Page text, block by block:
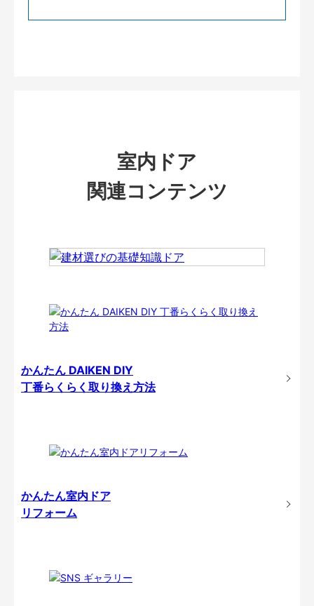
室内ドア
関連コンテンツ
かんたん DAIKEN DIY
丁番らくらく取り換え方法
かんたん室内ドア
リフォーム